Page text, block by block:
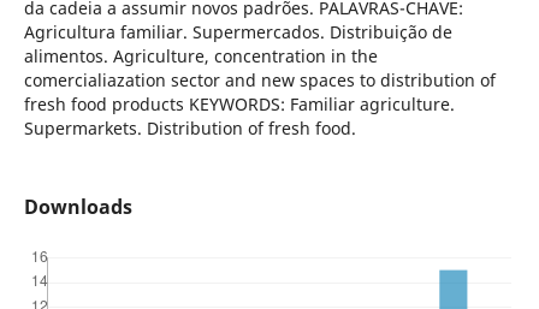
da cadeia a assumir novos padrões. PALAVRAS-CHAVE:
Agricultura familiar. Supermercados. Distribuição de
alimentos. Agriculture, concentration in the
comercialiazation sector and new spaces to distribution of
fresh food products KEYWORDS: Familiar agriculture.
Supermarkets. Distribution of fresh food.
Downloads